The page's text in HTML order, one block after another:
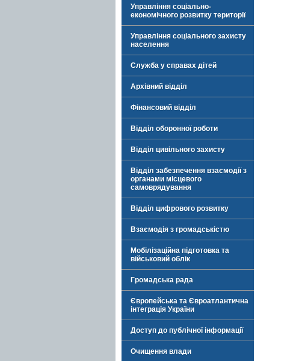
Управління соціально-
економічного розвитку території
Управління соціального захисту
населення
Служба у справах дітей
Архівний відділ
Фінансовий відділ
Відділ оборонної роботи
Відділ цивільного захисту
Відділ забезпечення взаємодії з
органами місцевого
самоврядування
Відділ цифрового розвитку
Взаємодія з громадськістю
Мобілізаційна підготовка та
військовий облік
Громадська рада
Європейська та Євроатлантична
інтеграція України
Доступ до публічної інформації
Очищення влади